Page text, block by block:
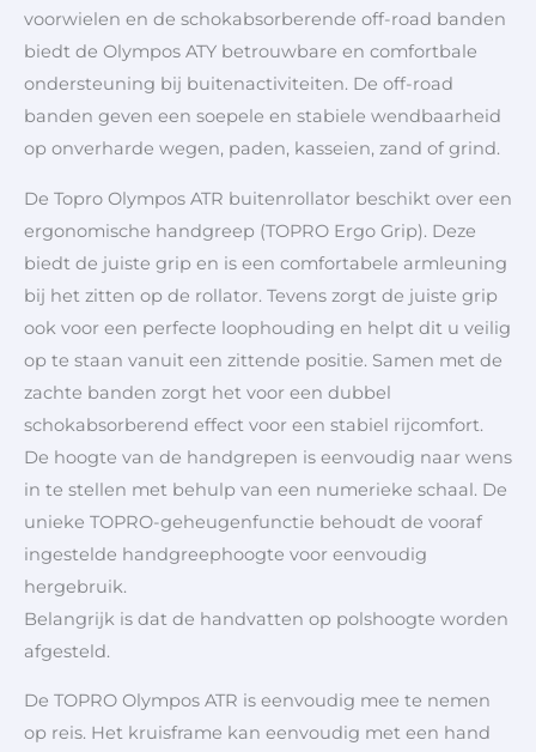
voorwielen en de schokabsorberende off-road banden
biedt de Olympos ATY betrouwbare en comfortbale
ondersteuning bij buitenactiviteiten. De off-road
banden geven een soepele en stabiele wendbaarheid
op onverharde wegen, paden, kasseien, zand of grind.
De Topro Olympos ATR buitenrollator beschikt over een
ergonomische handgreep (TOPRO Ergo Grip). Deze
biedt de juiste grip en is een comfortabele armleuning
bij het zitten op de rollator. Tevens zorgt de juiste grip
ook voor een perfecte loophouding en helpt dit u veilig
op te staan vanuit een zittende positie. Samen met de
zachte banden zorgt het voor een dubbel
schokabsorberend effect voor een stabiel rijcomfort.
De hoogte van de handgrepen is eenvoudig naar wens
in te stellen met behulp van een numerieke schaal. De
unieke TOPRO-geheugenfunctie behoudt de vooraf
ingestelde handgreephoogte voor eenvoudig
hergebruik.
Belangrijk is dat de handvatten op polshoogte worden
afgesteld.
De TOPRO Olympos ATR is eenvoudig mee te nemen
op reis. Het kruisframe kan eenvoudig met een hand